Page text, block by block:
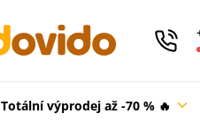
Totální výprodej až -70 % 🔥